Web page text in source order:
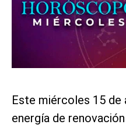
Este miércoles 15 de
energía de